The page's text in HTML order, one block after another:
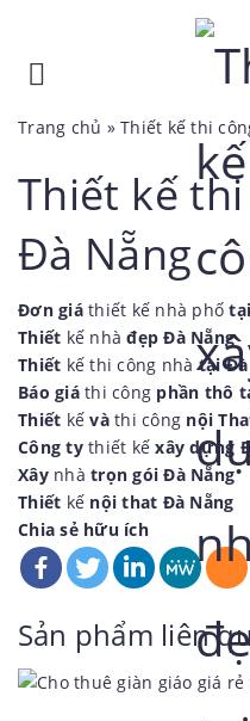
Trang chủ » Thiết kế thi
Thiết kế
Đà Nẵng
Đơn giáthiết kế nhà phố
Thiết kế nhàđẹp Đà Nẵng
Thiết kế thi công nhàtại Đà
Báo giáthi công phần thô
Thiết kếvàthi công nội
Công tythiết kếxây dựng
Xâynhà trọn gói Đà Nẵng
Thiết kế nội that Đà Nẵng
Chia sẻ hữu ích
Sản phẩm liên